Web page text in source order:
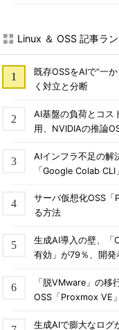
Linux ＆ OSS 記事ラ
既存OSSをAIで“一
く対立と分断
AI基盤の負荷とコ
用、NVIDIAの推論
AIインフラ不足の
「Google Colab CLI」
サーバ仮想化OSS
る方法
生成AI導入の壁、
有効」が79％、開発
「脱VMware」の
OSS「Proxmox VE
生成AIで膨大なロ